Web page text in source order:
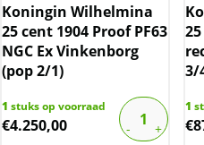
Koningin Wilhelmina
25 cent 1904 Proof PF63
NGC Ex Vinkenborg
(pop 2/1)
1 stuks op voorraad
€4.250,00
3/
1
€